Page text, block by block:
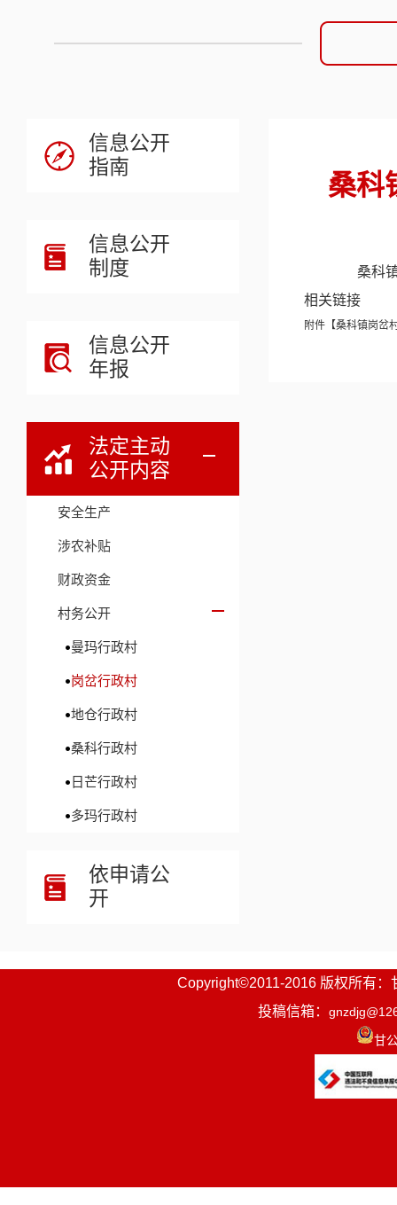
信息公开
指南
信息公开
制度
信息公开
年报
法定主动
公开内容
安全生产
涉农补贴
财政资金
村务公开
曼玛行政村
岗岔行政村
地仓行政村
桑科行政村
日芒行政村
多玛行政村
依申请公
开
桑科
桑科镇
相关链接
附件【桑科镇岗岔
Copyright©2011-2016 版权所有：
投稿信箱：
甘